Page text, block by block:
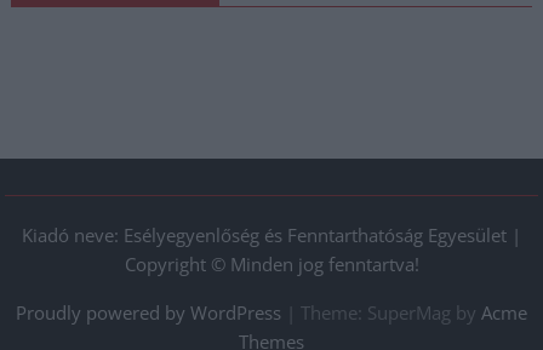
Kiadó neve: Esélyegyenlőség és Fenntarthatóság Egyesület |
Copyright © Minden jog fenntartva!
Proudly powered by WordPress
Theme: SuperMag by Acme
Themes